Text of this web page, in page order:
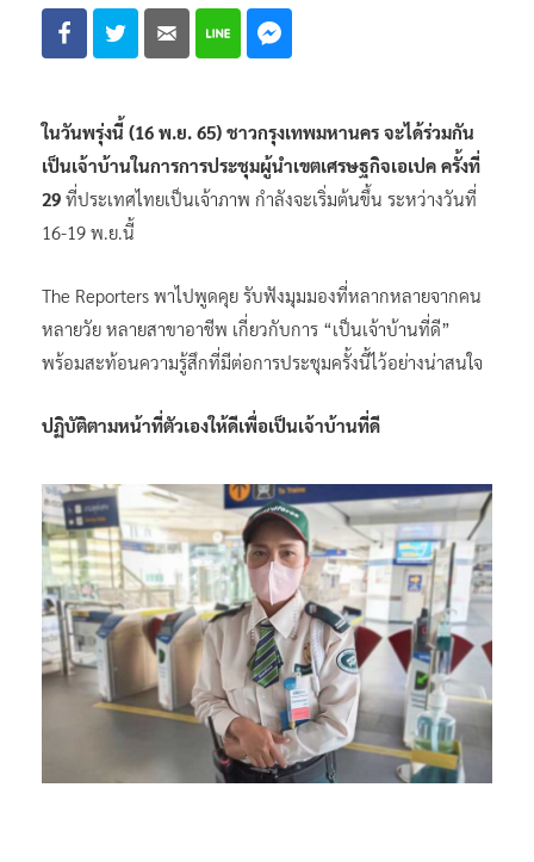
ในวันพรุ่งนี้ (16 พ.ย. 65) ชาวกรุงเทพมหานคร จะได้ร่วมกัน
เป็นเจ้าบ้านในการการประชุมผู้นำเขตเศรษฐกิจเอเปค ครั้งที่
29 ที่ประเทศไทยเป็นเจ้าภาพ กำลังจะเริ่มต้นขึ้น ระหว่างวันที่
16-19 พ.ย.นี้
The Reporters พาไปพูดคุย รับฟังมุมมองที่หลากหลายจากคน
หลายวัย หลายสาขาอาชีพ เกี่ยวกับการ “เป็นเจ้าบ้านที่ดี”
พร้อมสะท้อนความรู้สึกที่มีต่อการประชุมครั้งนี้ไว้อย่างน่าสนใจ
ปฏิบัติตามหน้าที่ตัวเองให้ดีเพื่อเป็นเจ้าบ้านที่ดี